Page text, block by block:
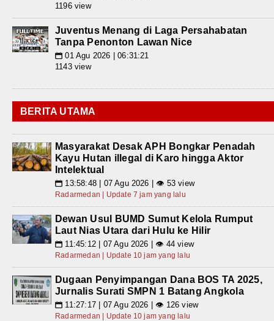
1196 view
Juventus Menang di Laga Persahabatan
Tanpa Penonton Lawan Nice
📅 01 Agu 2026 | 06:31:21
1143 view
BERITA UTAMA
Masyarakat Desak APH Bongkar Penadah
Kayu Hutan illegal di Karo hingga Aktor
Intelektual
📅 13:58:48 | 07 Agu 2026 | 👁 53 view
Radarmedan | Update 7 jam yang lalu
Dewan Usul BUMD Sumut Kelola Rumput
Laut Nias Utara dari Hulu ke Hilir
📅 11:45:12 | 07 Agu 2026 | 👁 44 view
Radarmedan | Update 10 jam yang lalu
Dugaan Penyimpangan Dana BOS TA 2025,
Jurnalis Surati SMPN 1 Batang Angkola
📅 11:27:17 | 07 Agu 2026 | 👁 126 view
Radarmedan | Update 10 jam yang lalu